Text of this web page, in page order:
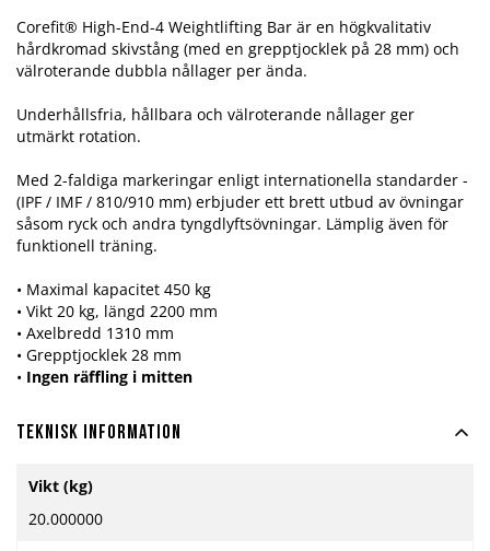
Corefit® High-End-4 Weightlifting Bar är en högkvalitativ
hårdkromad skivstång (med en grepptjocklek på 28 mm) och
välroterande dubbla nållager per ända.
Underhållsfria, hållbara och välroterande nållager ger
utmärkt rotation.
Med 2-faldiga markeringar enligt internationella standarder -
(IPF / IMF / 810/910 mm) erbjuder ett brett utbud av övningar
såsom ryck och andra tyngdlyftsövningar. Lämplig även för
funktionell träning.
• Maximal kapacitet 450 kg
• Vikt 20 kg, längd 2200 mm
• Axelbredd 1310 mm
• Grepptjocklek 28 mm
• Ingen räffling i mitten
Teknisk information
information
Vikt (kg)
20.000000